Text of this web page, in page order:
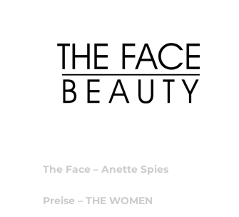
The Face – Anette Spies
Preise – THE WOMEN